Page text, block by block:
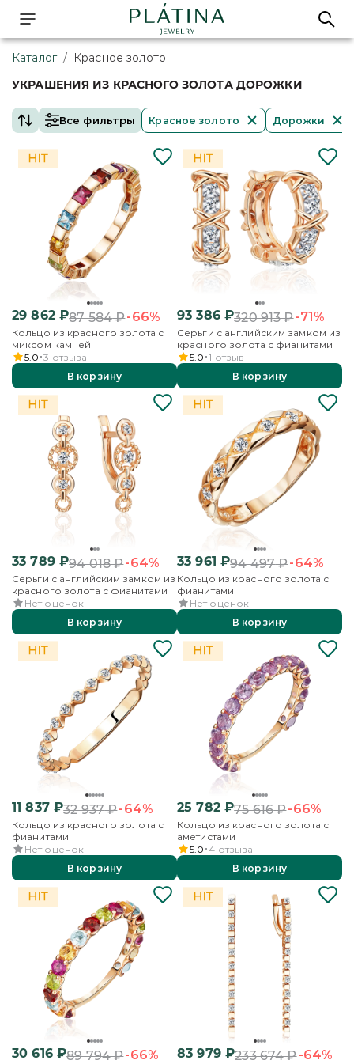
Каталог / Красное золото
УКРАШЕНИЯ ИЗ КРАСНОГО ЗОЛОТА ДОРОЖКИ
Все фильтры Красное золото Дорожки
29 862₽87 584₽-66%
Кольцо из красного золота с
миксом камней
5.0 3 отзыва
В корзину
93 386₽320 913₽-71%
Серьги с английским замком из
красного золота с фианитами
5.0 1 отзыв
В корзину
33 789₽94 018₽-64%
Серьги с английским замком из
красного золота с фианитами
Нет оценок
В корзину
33 961 ₽94 497₽-64%
Кольцо из красного золота с
фианитами
Нет оценок
В корзину
11 837₽32 937₽-64%
Кольцо из красного золота с
фианитами
Нет оценок
В корзину
25 782₽75 616₽-66%
Кольцо из красного золота с
аметистами
5.0 4 отзыва
В корзину
30 616₽89 794₽-66% 83 979₽233 674₽-64%